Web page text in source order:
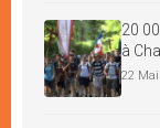
20
à
22